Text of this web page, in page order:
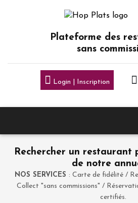
Plateforme des
sans
Login | Inscription
Rechercher un restaurant
de notre
NOS SERVICES : Carte de fidélité /
Collect "sans commissions" /
certifiés.